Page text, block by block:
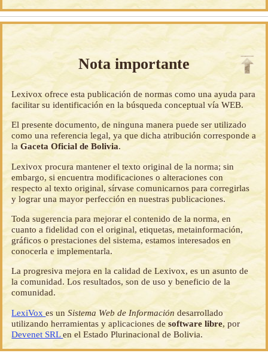
Nota importante
Lexivox ofrece esta publicación de normas como una ayuda para
facilitar su identificación en la búsqueda conceptual vía WEB.
El presente documento, de ninguna manera puede ser utilizado
como una referencia legal, ya que dicha atribución corresponde a
laGaceta Oficial de Bolivia.
Lexivox procura mantener el texto original de la norma; sin
embargo, si encuentra modificaciones o alteraciones con
respecto al texto original, sírvase comunicarnos para corregirlas
y lograr una mayor perfección en nuestras publicaciones.
Toda sugerencia para mejorar el contenido de la norma, en
cuanto a fidelidad con el original, etiquetas, metainformación,
gráficos o prestaciones del sistema, estamos interesados en
conocerla e implementarla.
La progresiva mejora en la calidad de Lexivox, es un asunto de
la comunidad. Los resultados, son de uso y beneficio de la
comunidad.
LexiVoxes unSistema Web de Información desarrollado
utilizando herramientas y aplicaciones desoftware libre, por
Devenet SRLen el Estado Plurinacional de Bolivia.